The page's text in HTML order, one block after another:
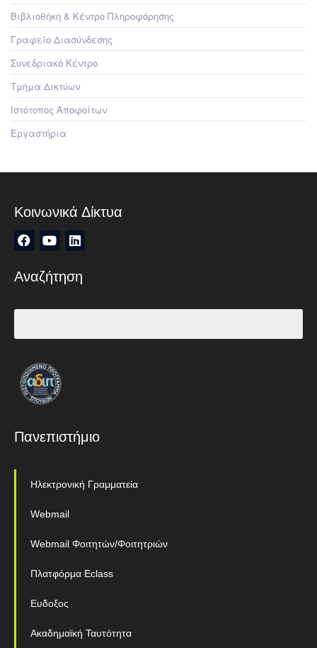
Βιβλιοθήκη & Κέντρο Πληροφόρησης
Γραφείο Διασύνδεσης
Συνεδριακό Κέντρο
Τμήμα Δικτύων
Ιστότοπος Αποφοίτων
Εργαστήρια
Κοινωνικά Δίκτυα
Αναζήτηση
Πανεπιστήμιο
Ηλεκτρονική Γραμματεία
Webmail
Webmail Φοιτητών/Φοιτητριών
Πλατφόρμα Eclass
Ευδοξος
Ακαδημαϊκή Ταυτότητα